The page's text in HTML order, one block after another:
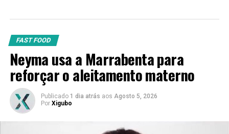
FAST FOOD
Neyma usa a Marrabenta para
reforçar o aleitamento materno
Publicado 1 dia atrás aos Agosto 5, 2026
Por Xigubo